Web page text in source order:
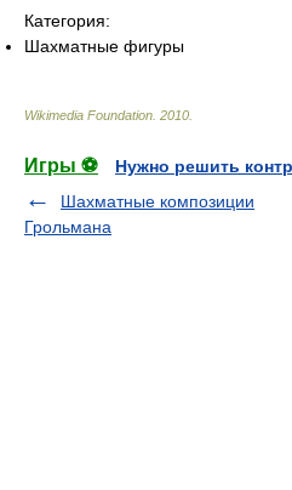
Категория:
Шахматные фигуры
Wikimedia Foundation 2010
Игры ⚽
Нужно решить
Шахматные композиции
Грольмана